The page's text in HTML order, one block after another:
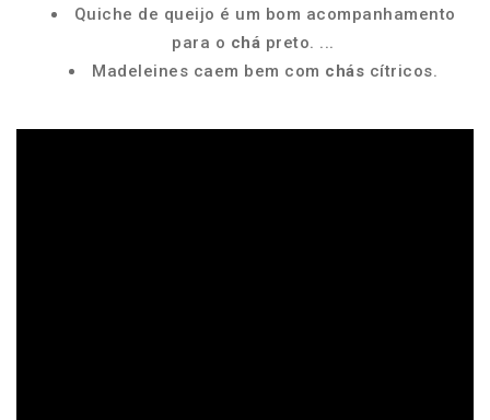
Quiche de queijo é um bom acompanhamento
para o chá preto. ...
Madeleines caem bem com chás cítricos.